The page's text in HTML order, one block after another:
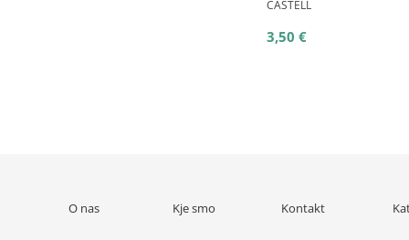
CASTELL
3,50 €
O nas Kje smo Kontakt